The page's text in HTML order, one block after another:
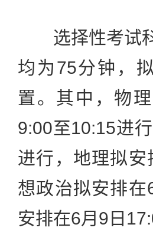
选择性考试科
均为75分钟，
置。其中，物
9:00至10:15进
进行，地理拟
想政治拟安排
安排在6月9日